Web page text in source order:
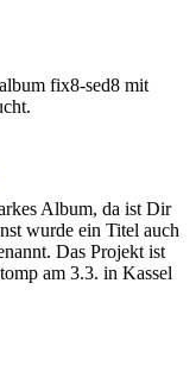
fix8-sed8 mit
Album, da ist Dir
wurde ein Titel auch
Das Projekt ist
am 3.3. in Kassel